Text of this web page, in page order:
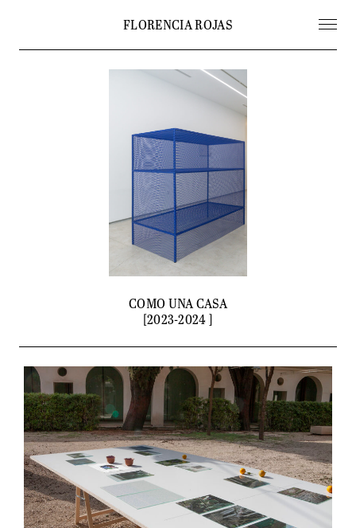
FLORENCIA ROJAS
PROJECTS
COMO UNA CASA
[2023-2024 ]